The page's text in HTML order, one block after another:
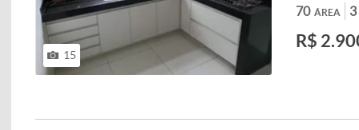
15
cooktop<br
Banheiro
garagem
ÁREA
70 3
R$